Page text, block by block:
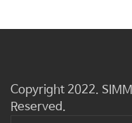
Copyright 2022.
Reserved.